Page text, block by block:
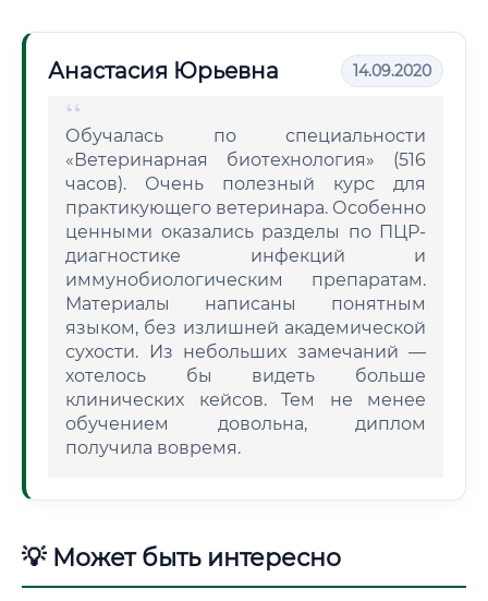
Анастасия Юрьевна 14.09.2020
Обучалась по специальности
«Ветеринарная биотехнология» (516
часов). Очень полезный курс для
практикующего ветеринара. Особенно
ценными оказались разделы по ПЦР-
диагностике инфекций и
иммунобиологическим препаратам.
Материалы написаны понятным
языком, без излишней академической
сухости. Из небольших замечаний —
хотелось бы видеть больше
клинических кейсов. Тем не менее
обучением довольна, диплом
получила вовремя.
💡 Может быть интересно